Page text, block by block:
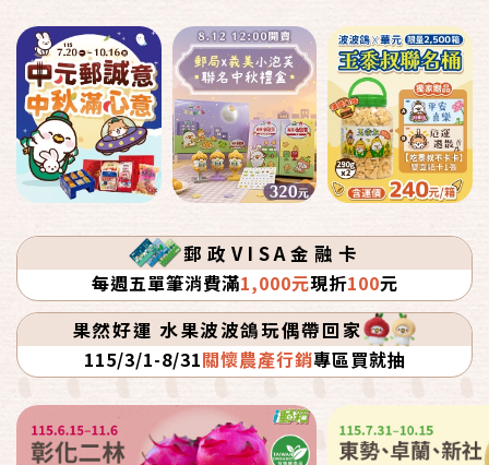
郵政VISA金融卡
每週五單筆消費滿1,000元現折100元
果然好運 水果波波鴿玩偶帶回家
115/3/1-8/31關懷農產行銷專區買就抽